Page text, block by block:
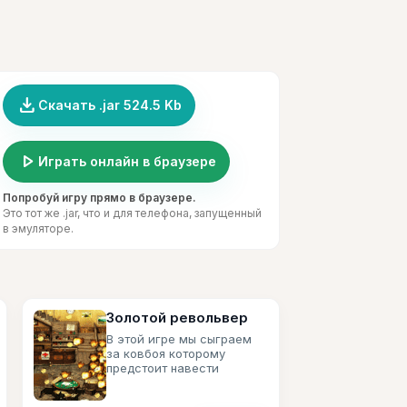
file_download Скачать .jar 524.5 Kb
play_arrow Играть онлайн в браузере
Попробуй игру прямо в браузере.
Это тот же .jar, что и для телефона, запущенный
в эмуляторе.
Золотой револьвер
В этой игре мы сыграем
за ковбоя которому
предстоит навести